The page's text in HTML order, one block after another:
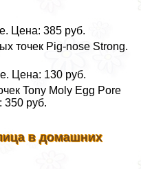
Цена: 385 руб.
точек Pig-nose Strong.
Цена: 130 руб.
Tony Moly Egg Pore
350 руб.
в домашних